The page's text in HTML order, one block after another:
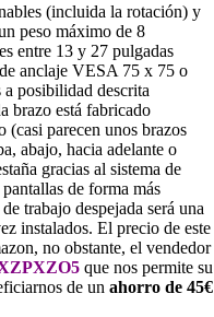
(incluida la rotación) y
peso máximo de 8
entre 13 y 27 pulgadas
anclaje VESA 75 x 75 o
posibilidad descrita
brazo está fabricado
parecen unos brazos
abajo, hacia adelante o
gracias al sistema de
de forma más
trabajo despejada será una
instalados. El precio de este
no obstante, el vendedor
que nos permite su
de un ahorro de 45€